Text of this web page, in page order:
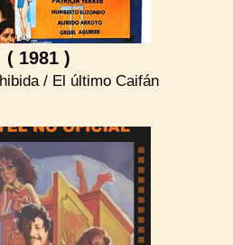
( 1981 )
/ El último Caifán